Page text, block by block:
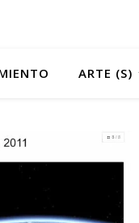
ARTE (S)